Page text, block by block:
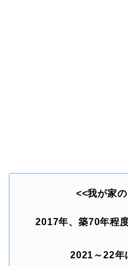
<<我が家
2017年、築70年程
2021～22年